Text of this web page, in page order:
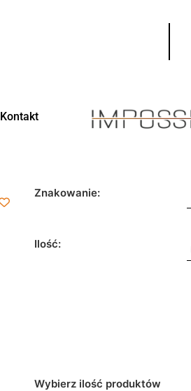
Kontakt
Znakowanie:
Ilość:
Wybierz ilość produktów